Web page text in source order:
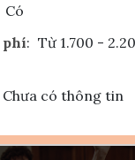
Có
phí: Từ 1.700 -
Chưa có thông tin